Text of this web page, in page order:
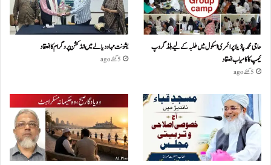
حاجی محمد پاڈیلا پرائمری اسکول میں طلبہ کے لیے بلڈ گروپ
کیمپ کا کامیاب انعقاد
5 گھنٹے ago
یشونت مہا ودیالے میں انڈکشن پروگرام کا انعقاد
5 گھنٹے ago